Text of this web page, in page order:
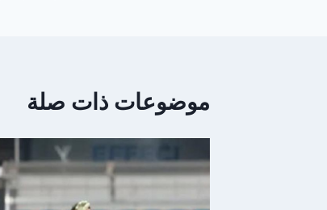
موضوعات ذات صلة